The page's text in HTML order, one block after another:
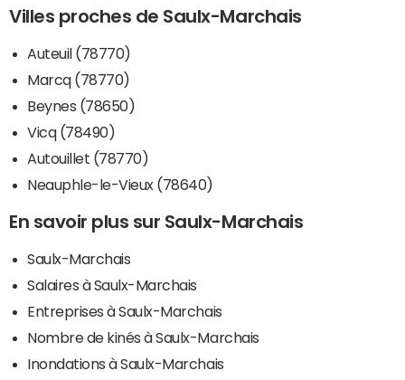
Villes proches de Saulx-Marchais
Auteuil (78770)
Marcq (78770)
Beynes (78650)
Vicq (78490)
Autouillet (78770)
Neauphle-le-Vieux (78640)
En savoir plus sur Saulx-Marchais
Saulx-Marchais
Salaires à Saulx-Marchais
Entreprises à Saulx-Marchais
Nombre de kinés à Saulx-Marchais
Inondations à Saulx-Marchais